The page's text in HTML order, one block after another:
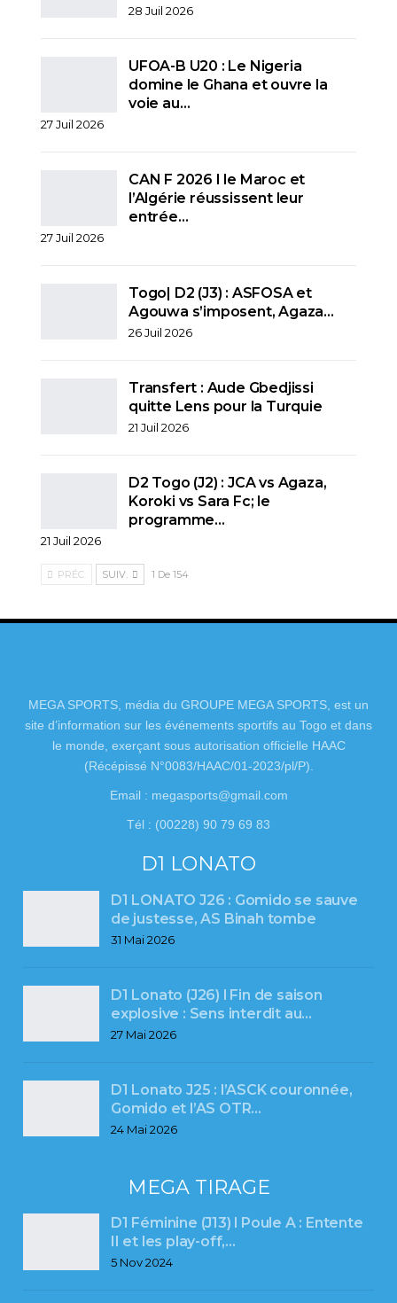
28 Juil 2026
UFOA-B U20 : Le Nigeria
domine le Ghana et ouvre la
voie au…
27 Juil 2026
CAN F 2026 I le Maroc et
l’Algérie réussissent leur
entrée…
27 Juil 2026
Togo| D2 (J3) : ASFOSA et
Agouwa s’imposent, Agaza…
26 Juil 2026
Transfert : Aude Gbedjissi
quitte Lens pour la Turquie
21 Juil 2026
D2 Togo (J2) : JCA vs Agaza,
Koroki vs Sara Fc; le
programme…
21 Juil 2026
PRÉC. SUIV. 1 De 154
MEGA SPORTS, média du GROUPE MEGA SPORTS, est un
site d’information sur les événements sportifs au Togo et dans
le monde, exerçant sous autorisation officielle HAAC
(Récépissé N°0083/HAAC/01-2023/pl/P).
Email : megasports@gmail.com
Tél : (00228) 90 79 69 83
D1 LONATO
D1 LONATO J26 : Gomido se sauve
de justesse, AS Binah tombe
31 Mai 2026
D1 Lonato (J26) l Fin de saison
explosive : Sens interdit au…
27 Mai 2026
D1 Lonato J25 : l’ASCK couronnée,
Gomido et l’AS OTR…
24 Mai 2026
MEGA TIRAGE
D1 Féminine (J13) l Poule A : Entente
II et les play-off,…
5 Nov 2024